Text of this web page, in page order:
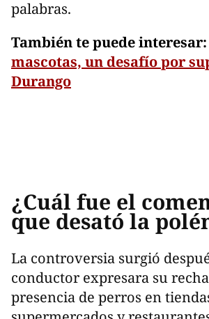
palabras.
También te puede interesar:
mascotas, un desafío por
Durango
¿Cuál fue el
que desató la
La controversia surgió
conductor expresara su
presencia de perros en